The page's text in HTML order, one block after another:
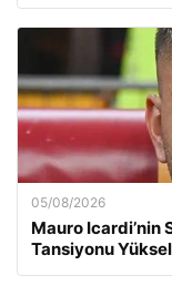
05/08/2026
Mauro Icardi’nin
Tansiyonu